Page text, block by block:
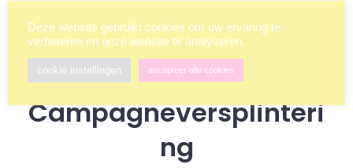
Campagneversplinteri
ng
Deze website gebruikt cookies om uw ervaring te
verbeteren en onze website te analyseren.
cookie instellingen accepteer alle cookies